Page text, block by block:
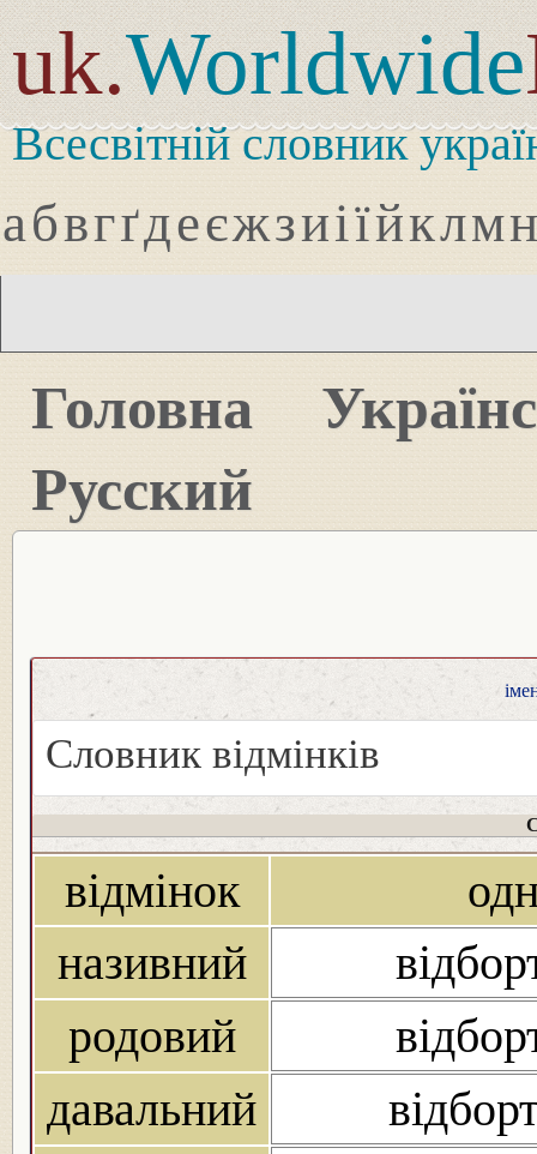
uk.Worldwide
Всесвітній словник
абвгґдеєжзиіїйклмн
Головна
Русский
Словник відмінків
відмінок
називний
родовий
давальний